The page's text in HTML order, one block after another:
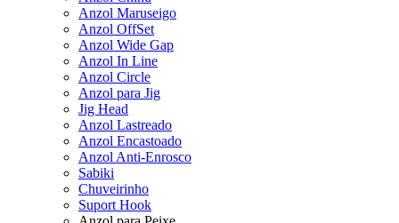
Anzol Maruseigo
Anzol OffSet
Anzol Wide Gap
Anzol In Line
Anzol Circle
Anzol para Jig
Jig Head
Anzol Lastreado
Anzol Encastoado
Anzol Anti-Enrosco
Sabiki
Chuveirinho
Suport Hook